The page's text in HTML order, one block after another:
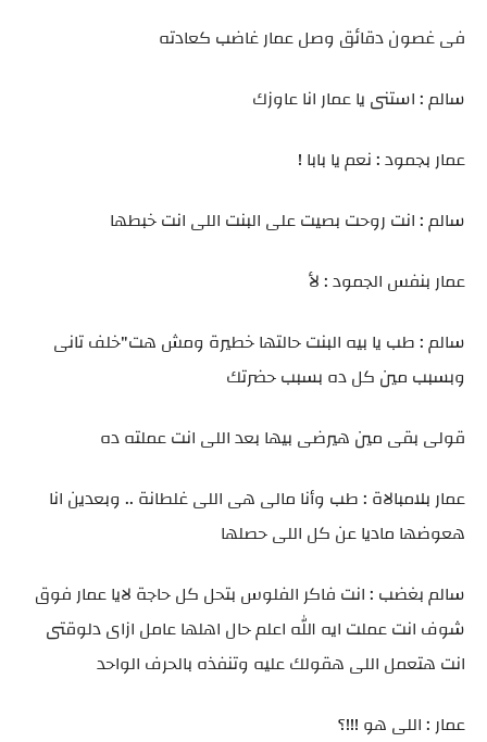
فى غصون دقائق وصل عمار غاضب كعادته
سالم : استنى يا عمار انا عاوزك
عمار بجمود : نعم يا بابا !
سالم : انت روحت بصيت على البنت اللى انت خبطها
عمار بنفس الجمود : لأ
سالم : طب يا بيه البنت حالتها خطيرة ومش هت"خلف تانى
وبسبب مين كل ده بسبب حضرتك
قولى بقى مين هيرضى بيها بعد اللى انت عملته ده
عمار بلامبالاة : طب وأنا مالى هى اللى غلطانة .. وبعدين انا
هعوضها ماديا عن كل اللى حصلها
سالم بغضب : انت فاكر الفلوس بتحل كل حاجة لايا عمار فوق
شوف انت عملت ايه الله اعلم حال اهلها عامل ازاى دلوقتى
انت هتعمل اللى هقولك عليه وتنفذه بالحرف الواحد
عمار : اللى هو !!!؟